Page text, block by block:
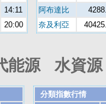
14:11
20:00
阿布達比
奈及利亞
能源 水資
分類指數行情